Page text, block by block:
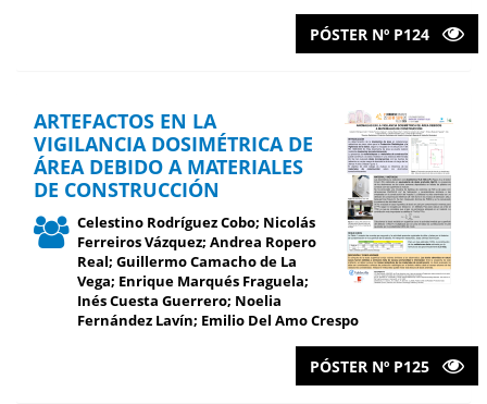
PÓSTER Nº P124
ARTEFACTOS EN LA
VIGILANCIA DOSIMÉTRICA DE
ÁREA DEBIDO A MATERIALES
DE CONSTRUCCIÓN
Celestino Rodríguez Cobo; Nicolás
Ferreiros Vázquez; Andrea Ropero
Real; Guillermo Camacho de La
Vega; Enrique Marqués Fraguela;
Inés Cuesta Guerrero; Noelia
Fernández Lavín; Emilio Del Amo Crespo
PÓSTER Nº P125